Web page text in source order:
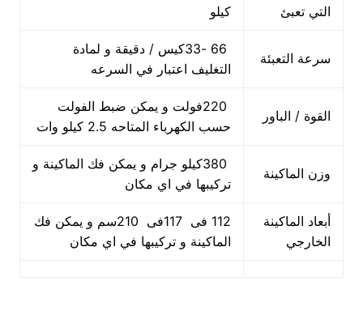
التي تعبئ
كيلو
سرعة التعبئة
66 -33كيس / دقيقة و لمادة
التغليف اعتبار في السرعه
القوة / الباور
220فولت و يمكن ضبط الفولت
حسب الكهرباء المتاحه 2.5 كيلو وات
وزن الماكينة
380كيلو جرام و يمكن فك الماكينة و
تركيبها في اي مكان
أبعاد الماكينة
الخارجي
112 فى 117فى 210سم و يمكن فك
الماكينة و تركيبها في اي مكان